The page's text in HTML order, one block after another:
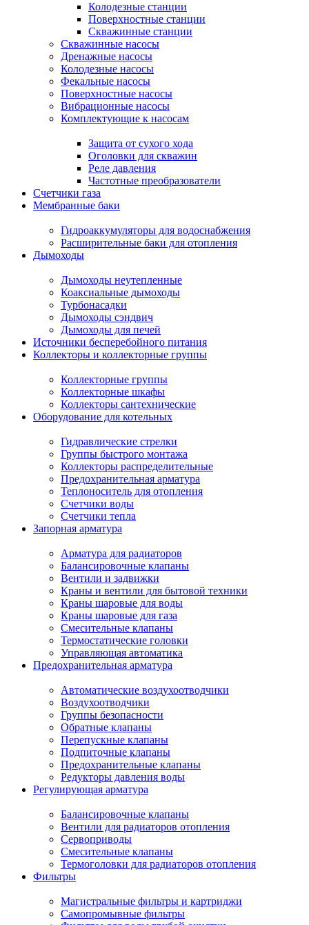
Колодезные станции
Поверхностные станции
Скважинные станции
Скважинные насосы
Дренажные насосы
Колодезные насосы
Фекальные насосы
Поверхностные насосы
Вибрационные насосы
Комплектующие к насосам
Защита от сухого хода
Оголовки для скважин
Реле давления
Частотные преобразователи
Счетчики газа
Мембранные баки
Гидроаккумуляторы для водоснабжения
Расширительные баки для отопления
Дымоходы
Дымоходы неутепленные
Коаксиальные дымоходы
Турбонасадки
Дымоходы сэндвич
Дымоходы для печей
Источники бесперебойного питания
Коллекторы и коллекторные группы
Коллекторные группы
Коллекторные шкафы
Коллекторы сантехнические
Оборудование для котельных
Гидравлические стрелки
Группы быстрого монтажа
Коллекторы распределительные
Предохранительная арматура
Теплоноситель для отопления
Счетчики воды
Счетчики тепла
Запорная арматура
Арматура для радиаторов
Балансировочные клапаны
Вентили и задвижки
Краны и вентили для бытовой техники
Краны шаровые для воды
Краны шаровые для газа
Смесительные клапаны
Термостатические головки
Управляющая автоматика
Предохранительная арматура
Автоматические воздухоотводчики
Воздухоотводчики
Группы безопасности
Обратные клапаны
Перепускные клапаны
Подпиточные клапаны
Предохранительные клапаны
Редукторы давления воды
Регулирующая арматура
Балансировочные клапаны
Вентили для радиаторов отопления
Сервоприводы
Смесительные клапаны
Термоголовки для радиаторов отопления
Фильтры
Магистральные фильтры и картриджи
Самопромывные фильтры